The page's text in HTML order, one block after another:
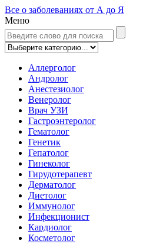
Все о заболеваниях от А до Я
Меню
Аллерголог
Андролог
Анестезиолог
Венеролог
Врач УЗИ
Гастроэнтеролог
Гематолог
Генетик
Гепатолог
Гинеколог
Гирудотерапевт
Дерматолог
Диетолог
Иммунолог
Инфекционист
Кардиолог
Косметолог